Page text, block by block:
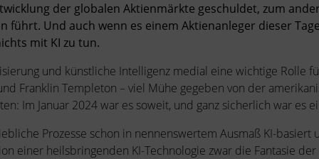
der globalen Aktienmärkte geschuldet, zum
führt. Und auch wenn es einem Aktienanleger dieser
mit KI zu tun.
und künstliche Intelligenz medial eine wichtige Rolle
Franklin Templeton – viel Mühe gegeben von der
Im Januar 2024 war es soweit, und ganz sicherlich war es
Prozesse schon in nennenswertem Ausmaß KI-
einer heilsbringenden KI-Technologie zwar die Fantasie